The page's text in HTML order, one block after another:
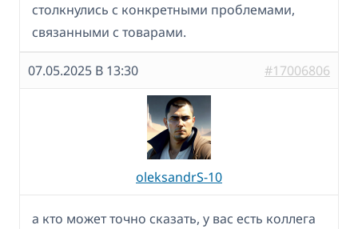
столкнулись с конкретными проблемами,
связанными с товарами.
07.05.2025 В 13:30 #17006806
oleksandrS-10
а кто может точно сказать, у вас есть коллега